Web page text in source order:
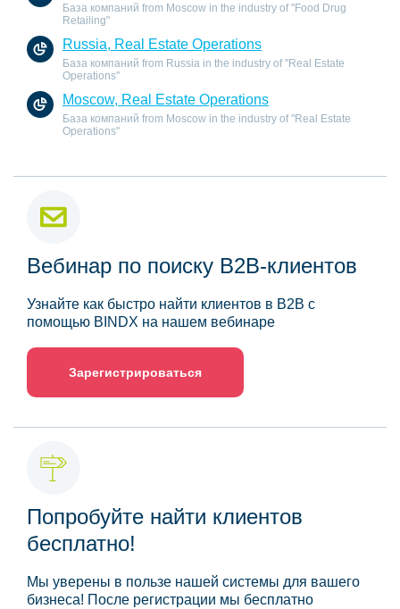
База компаний from Moscow in the industry of "Food Drug
Retailing"
Russia, Real Estate Operations
База компаний from Russia in the industry of "Real Estate
Operations"
Moscow, Real Estate Operations
База компаний from Moscow in the industry of "Real Estate
Operations"
Вебинар по поиску B2B-клиентов
Узнайте как быстро найти клиентов в B2B с
помощью BINDX на нашем вебинаре
Зарегистрироваться
Попробуйте найти клиентов
бесплатно!
Мы уверены в пользе нашей системы для вашего
бизнеса! После регистрации мы бесплатно